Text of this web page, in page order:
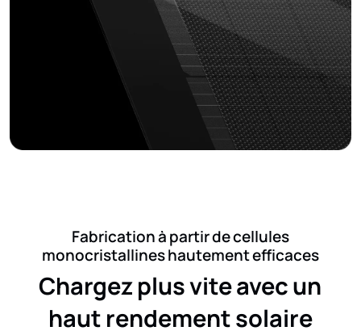
Fabrication ​à partir de cellules
monocristallines hautement efficaces
Chargez plus vite avec un
haut rendement solaire